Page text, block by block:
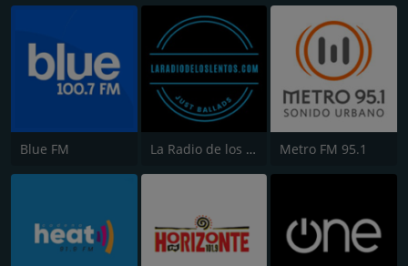
Blue FM La Radio de los Lentos Metro FM 95.1